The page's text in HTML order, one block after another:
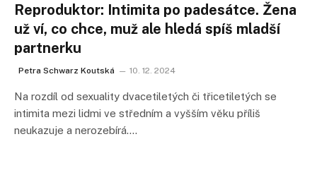
Reproduktor: Intimita po padesátce. Žena
už ví, co chce, muž ale hledá spíš mladší
partnerku
Petra Schwarz Koutská 10. 12. 2024
Na rozdíl od sexuality dvacetiletých či třicetiletých se
intimita mezi lidmi ve středním a vyšším věku příliš
neukazuje a nerozebírá.…